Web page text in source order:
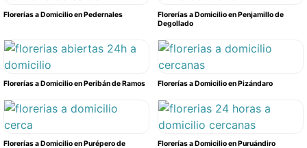
Florerías a Domicilio en Pedernales
Florerías a Domicilio en Penjamillo de
Degollado
Florerías a Domicilio en Peribán de Ramos Florerías a Domicilio en Pizándaro
Florerías a Domicilio en Purépero de
Florerías a Domicilio en Puruándiro